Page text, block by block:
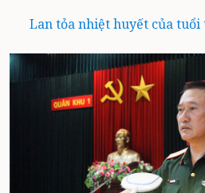
Lan tỏa nhiệt huyết của tuổi